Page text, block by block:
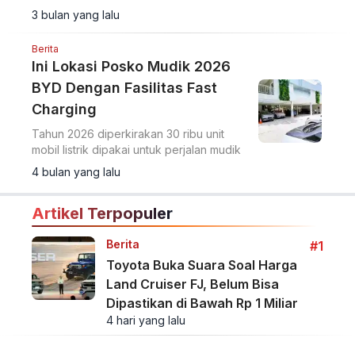
wilayah terpencil. Program CSR target 14
kegiatan 2026.
3 bulan yang lalu
Berita
Ini Lokasi Posko Mudik 2026
BYD Dengan Fasilitas Fast
Charging
Tahun 2026 diperkirakan 30 ribu unit
mobil listrik dipakai untuk perjalan mudik
4 bulan yang lalu
Artikel Terpopuler
Berita
#1
Toyota Buka Suara Soal Harga
Land Cruiser FJ, Belum Bisa
Dipastikan di Bawah Rp 1 Miliar
4 hari yang lalu